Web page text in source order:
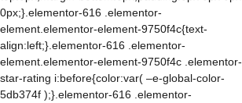
0px;}.elementor-616 .elementor-
element.elementor-element-9750f4c{text-
align:left;}.elementor-616 .elementor-
element.elementor-element-9750f4c .elementor-
star-rating i:before{color:var( –e-global-color-
5db374f );}.elementor-616 .elementor-